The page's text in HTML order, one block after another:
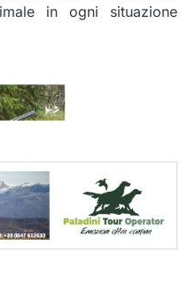
in ogni situazione